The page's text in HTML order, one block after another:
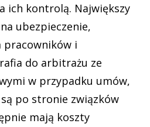
ich kontrolą. Największy
ubezpieczenie,
pracowników i
do arbitrażu ze
w przypadku umów,
po stronie związków
mają koszty